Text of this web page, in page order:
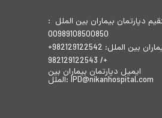
دپارتمان بیماران بین الملل :
00989108500850
شماره تماس دپارتمان بیماران بین الملل: 982129122542+
/ 982129122543+
ایمیل دپارتمان بیماران بین
الملل: IPD@nikanhospital.com